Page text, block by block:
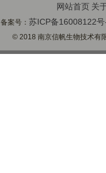
网站首页 关
备案号： 苏ICP备16008122
© 2018 南京信帆生物技术有